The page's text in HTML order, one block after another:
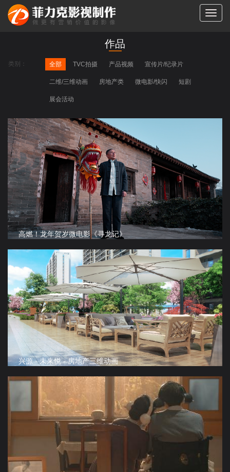
切
作品
类别： 全部 TVC拍摄 产品视频 宣传片/纪录片
二维/三维动画 房地产类 微电影/快闪 短剧
展会活动
高燃！龙年贺岁微电影《寻龙记》
兴源 · 未来悦 - 房地产三维动画